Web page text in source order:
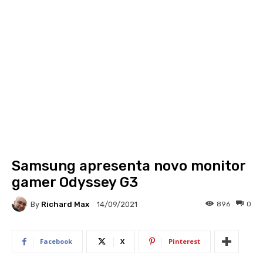
Samsung apresenta novo monitor
gamer Odyssey G3
By Richard Max 14/09/2021 0
896
Facebook X Pinterest